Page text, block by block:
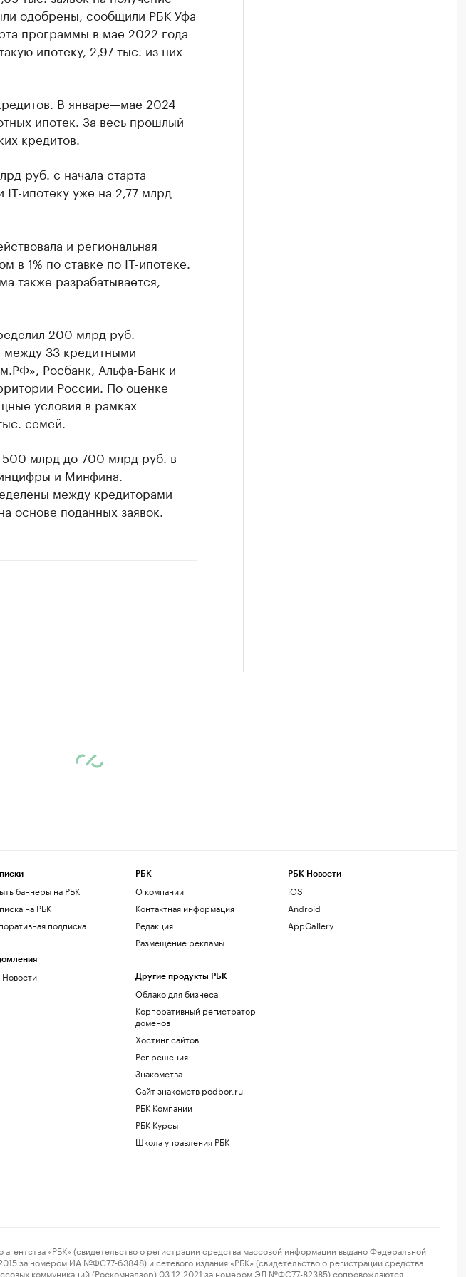
одобрены, сообщили РБК Уфа
программы в мае 2022 года
ипотеку, 2,97 тыс. из них
В январе—мае 2024
ипотек. За весь прошлый
кредитов.
руб. с начала старта
ипотеку уже на 2,77 млрд
и региональная
в 1% по ставке по IT-ипотеке.
также разрабатывается,
200 млрд руб.
между 33 кредитными
Росбанк, Альфа-Банк и
России. По оценке
условия в рамках
семей.
млрд до 700 млрд руб. в
и Минфина.
между кредиторами
основе поданных заявок.
баннеры на РБК
на РБК
подписка
Новости
РБК
О компании
Контактная информация
Редакция
Размещение рекламы
Другие продукты РБК
Облако для бизнеса
Корпоративный регистратор
доменов
Хостинг сайтов
Рег.решения
Знакомства
Сайт знакомств podbor.ru
РБК Компании
РБК Курсы
Школа управления РБК
РБК Новости
iOS
Android
AppGallery
«РБК» (свидетельство о регистрации средства массовой информации выдано Федеральной
за номером ИА №ФС77-63848) и сетевого издания «РБК» (свидетельство о регистрации средства
коммуникаций (Роскомнадзор) 03.12.2021 за номером ЭЛ №ФС77-82385) сопровождаются